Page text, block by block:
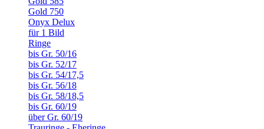
Gold 750
Onyx Delux
für 1 Bild
Ringe
bis Gr. 50/16
bis Gr. 52/17
bis Gr. 54/17,5
bis Gr. 56/18
bis Gr. 58/18,5
bis Gr. 60/19
über Gr. 60/19